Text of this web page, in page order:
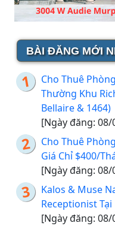
BÀI ĐĂNG MỚI
Cho Thuê
Thường Khu
Bellaire & 1464)
[Ngày đăng: 08/
Cho Thuê
Giá Chỉ $400/
[Ngày đăng: 08/
Kalos & Muse
Receptionist
[Ngày đăng: 08/